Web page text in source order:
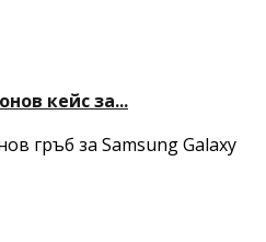
кейс за...
гръб за Samsung Galaxy